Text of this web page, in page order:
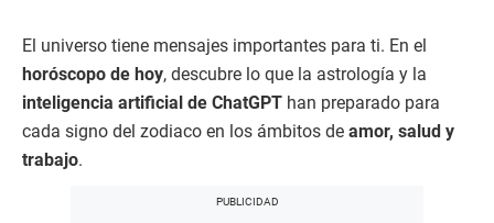
El universo tiene mensajes importantes para ti. En el
horóscopo de hoy, descubre lo que la astrología y la
inteligencia artificial de ChatGPT han preparado para
cada signo del zodiaco en los ámbitos de amor, salud y
trabajo.